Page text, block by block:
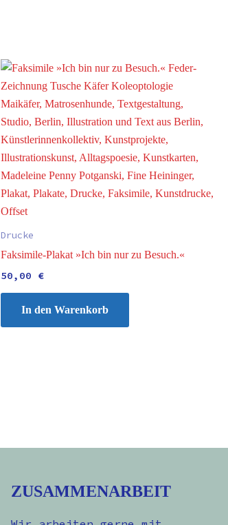
Drucke
Faksimile-Plakat »Ich bin nur zu Besuch.«
50,00 €
In den Warenkorb
ZUSAMMENARBEIT